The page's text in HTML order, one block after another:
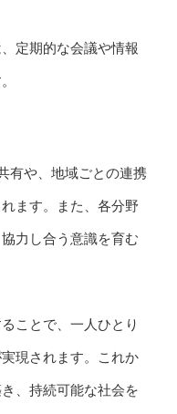
定期的な会議や情報
有や、地域ごとの連携
ます。また、各分野
力し合う意識を育む
ことで、一人ひとり
現されます。これか
、持続可能な社会を